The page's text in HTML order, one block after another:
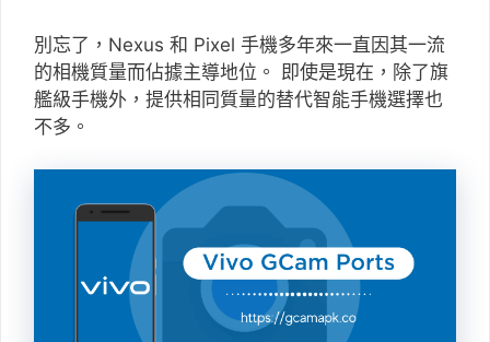
別忘了，Nexus 和 Pixel 手機多年來一直因其一流
的相機質量而佔據主導地位。 即使是現在，除了旗
艦級手機外，提供相同質量的替代智能手機選擇也
不多。